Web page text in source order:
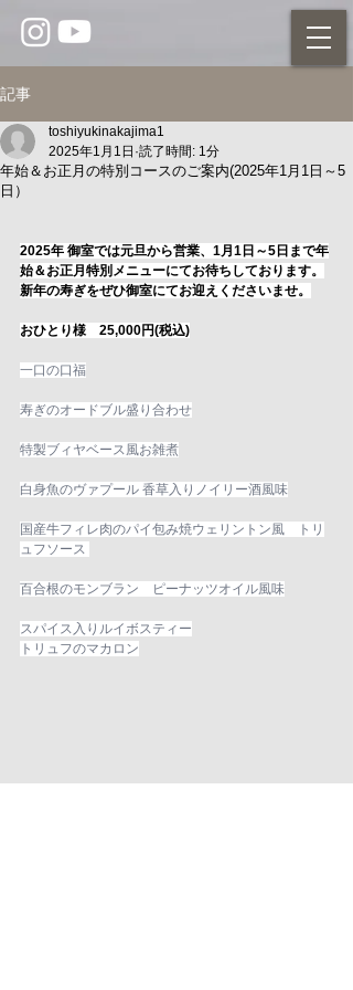
記事
年始＆お正月の特別コースのご案内(2025年1月1日～5
日）
toshiyukinakajima1
2025年1月1日 読了時間: 1分
2025年 御室では元旦から営業、1月1日～5日まで年
始＆お正月特別メニューにてお待ちしております。
新年の寿ぎをぜひ御室にてお迎えくださいませ。
おひとり様　25,000円(税込)
一口の口福
寿ぎのオードブル盛り合わせ
特製ブィヤベース風お雑煮
白身魚のヴァプール 香草入りノイリー酒風味
国産牛フィレ肉のパイ包み焼ウェリントン風　トリ
ュフソース
百合根のモンブラン　ピーナッツオイル風味
スパイス入りルイボスティー
トリュフのマカロン